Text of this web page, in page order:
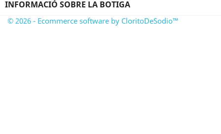
INFORMACIÓ SOBRE LA BOTIGA
© 2026 - Ecommerce software by CloritoDeSodio™